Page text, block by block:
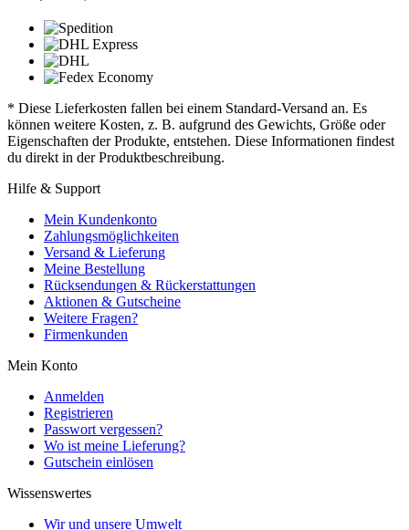
* Diese Lieferkosten fallen bei einem Standard-Versand an. Es
können weitere Kosten, z. B. aufgrund des Gewichts, Größe oder
Eigenschaften der Produkte, entstehen. Diese Informationen findest
du direkt in der Produktbeschreibung.
Hilfe & Support
Mein Kundenkonto
Zahlungsmöglichkeiten
Versand & Lieferung
Meine Bestellung
Rücksendungen & Rückerstattungen
Aktionen & Gutscheine
Weitere Fragen?
Firmenkunden
Mein Konto
Anmelden
Registrieren
Passwort vergessen?
Wo ist meine Lieferung?
Gutschein einlösen
Wissenswertes
Wir und unsere Umwelt